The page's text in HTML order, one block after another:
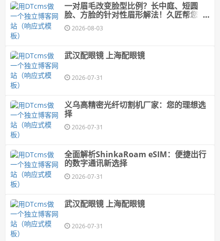
一对眉毛改变脸型比例？长中庭、短圆
脸、方脸的针对性眉形解法！久匠帮您"自
带妆感"的原生脸
2026-08-03
武汉配眼镜 上海配眼镜
2026-07-31
义乌高精密光纤切割机厂家：您的理想选
择
2026-07-31
全面解析ShinkaRoam eSIM：便捷出行
的数字通讯新选择
2026-07-31
武汉配眼镜 上海配眼镜
2026-07-31